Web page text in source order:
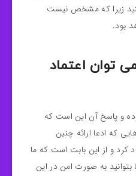
زیرا که مشخص نیست
بود.
توان اعتماد
و پاسخ آن این است که
که ادعا ارائه چنین
کرد و از این بابت است که ما
بتوانید به صورت امن در این